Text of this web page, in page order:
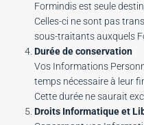
Formindis est seule
Celles-ci ne sont pas
sous-traitants auxquels
Durée de conservation
Vos Informations
temps nécessaire à leur
Cette durée ne saurait
Droits Informatique et